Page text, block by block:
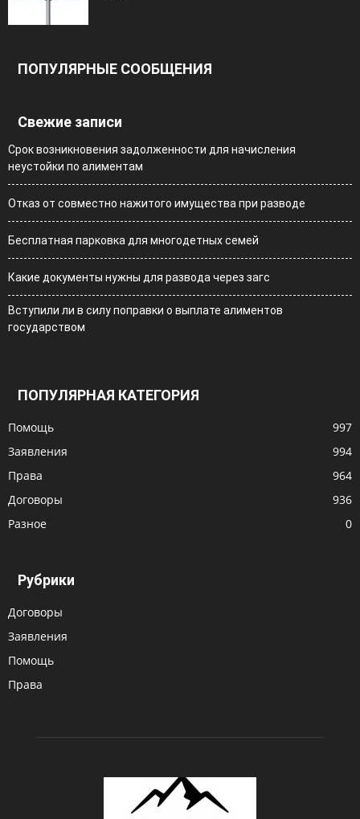
ПОПУЛЯРНЫЕ СООБЩЕНИЯ
Свежие записи
Срок возникновения задолженности для начисления
неустойки по алиментам
Отказ от совместно нажитого имущества при разводе
Бесплатная парковка для многодетных семей
Какие документы нужны для развода через загс
Вступили ли в силу поправки о выплате алиментов
государством
ПОПУЛЯРНАЯ КАТЕГОРИЯ
Помощь
997
Заявления
994
Права
964
Договоры
936
Разное
0
Рубрики
Договоры
Заявления
Помощь
Права